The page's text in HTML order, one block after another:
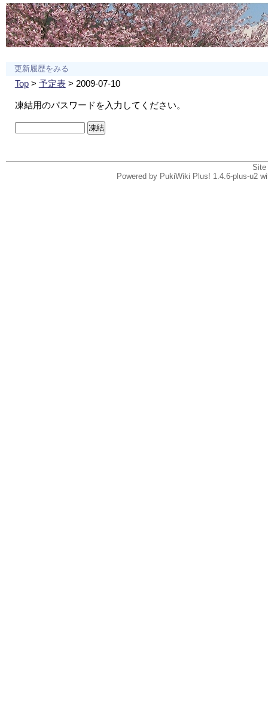
更新履歴をみる
Top> 予定表> 2009-07-10
凍結用のパスワードを入力してください。
Powered by PukiWiki Plus! 1.4.6-plus-u2